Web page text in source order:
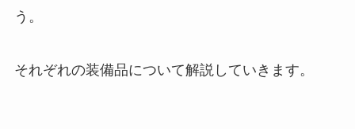
う。
それぞれの装備品について解説していきます。